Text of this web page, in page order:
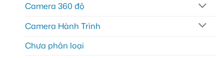
Camera 360 độ
Camera Hành Trình
Chưa phân loại